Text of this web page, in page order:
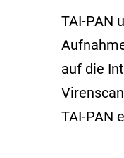
TAI-PAN
auf die
TAI-PAN